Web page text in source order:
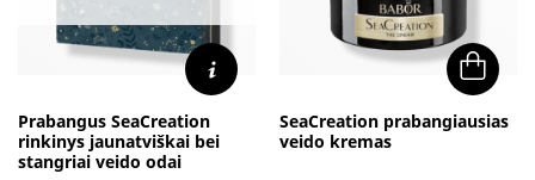
Prabangus SeaCreation
rinkinys jaunatviškai bei
stangriai veido odai
SeaCreation prabangiausias
veido kremas